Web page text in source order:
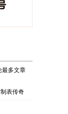
最多文章
表传奇